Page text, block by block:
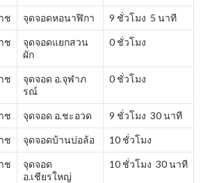
ช จุดจอดหอนาฬิกา 9 ชั่วโมง 5 นาที
ช
จุดจอดแยกสวน
ผัก
0 ชั่วโมง
ช
จุดจอด อ.จุฬาภ
รณ์
0 ชั่วโมง
ช จุดจอด อ.ชะอวด 9 ชั่วโมง 30 นาที
ช จุดจอดบ้านบ่อล้อ 10 ชั่วโมง
ช
จุดจอด
อ.เชียรใหญ่
10 ชั่วโมง 30 นาที